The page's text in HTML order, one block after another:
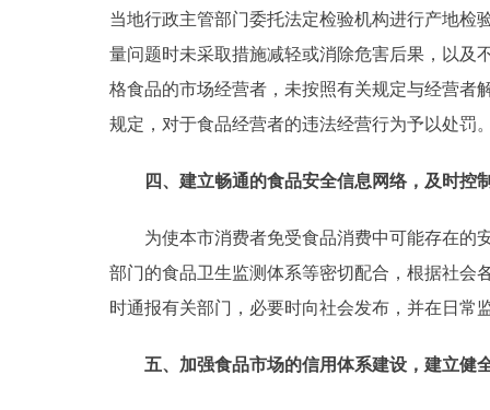
当地行政主管部门委托法定检验机构进行产地检
量问题时未采取措施减轻或消除危害后果，以及
格食品的市场经营者，未按照有关规定与经营者
规定，对于食品经营者的违法经营行为予以处罚
四、建立畅通的食品安全信息网络，及时控
为使本市消费者免受食品消费中可能存在的安
部门的食品卫生监测体系等密切配合，根据社会
时通报有关部门，必要时向社会发布，并在日常
五、加强食品市场的信用体系建设，建立健